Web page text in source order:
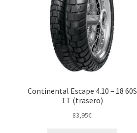
Continental Escape 4.10 – 18 60S
TT (trasero)
83,95€